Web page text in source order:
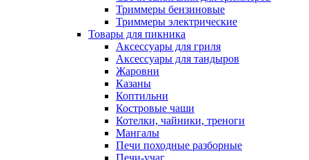
Триммеры бензиновые
Триммеры электрические
Товары для пикника
Аксессуары для гриля
Аксессуары для тандыров
Жаровни
Казаны
Коптильни
Костровые чаши
Котелки, чайники, треноги
Мангалы
Печи походные разборные
Печи-учаг